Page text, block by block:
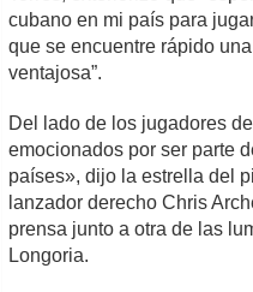
cubano en mi país para
que se encuentre rápido
ventajosa”.
Del lado de los jugadores
emocionados por ser parte
países», dijo la estrella del
lanzador derecho Chris
prensa junto a otra de las
Longoria.